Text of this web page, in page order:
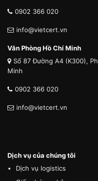
0902 366 020
info@vietcert.vn
Văn Phòng Hồ Chí Minh
Số 87 Đường A4 (K300),
Minh
0902 366 020
info@vietcert.vn
Dịch vụ của chúng tôi
Dịch vụ logistics